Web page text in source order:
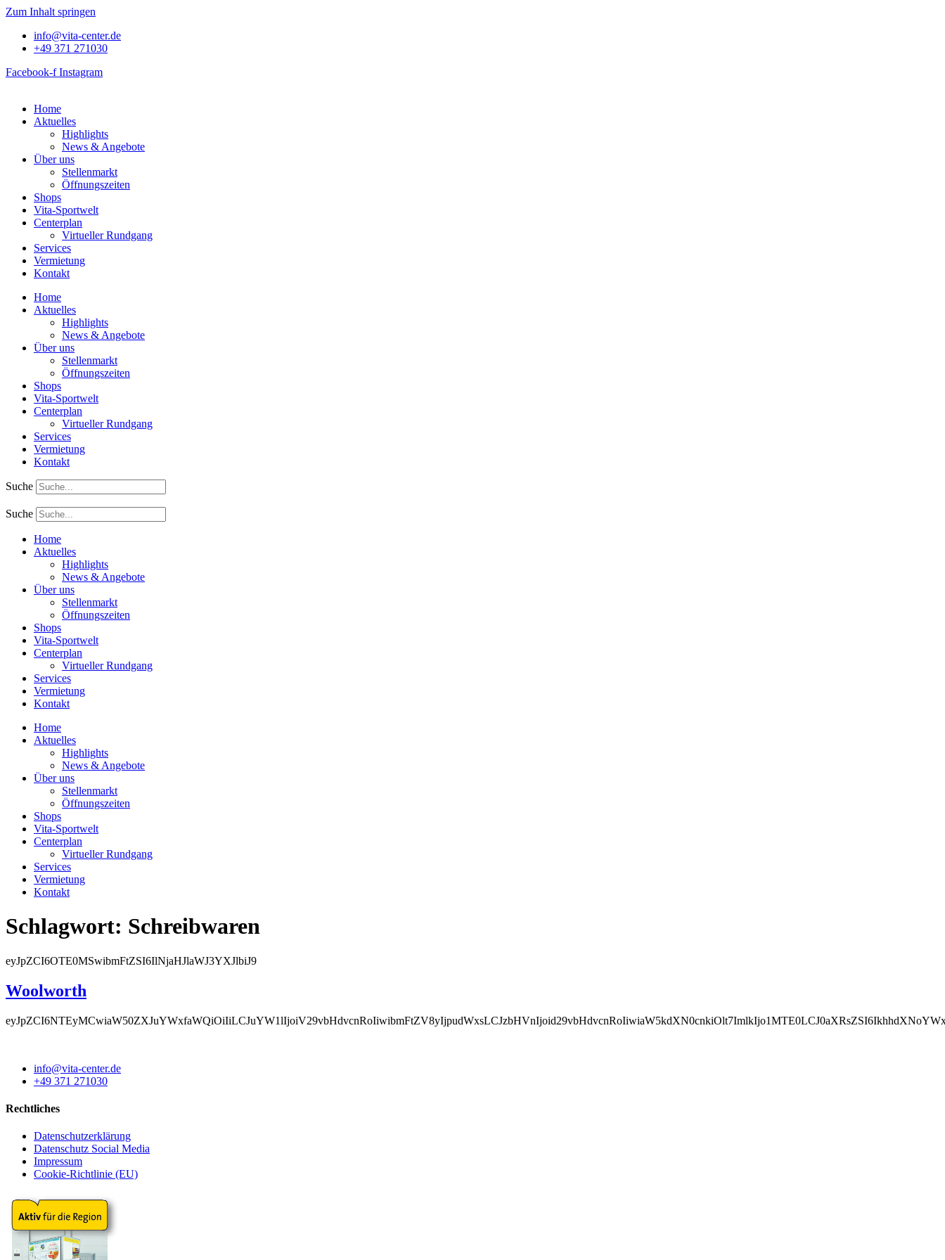
Zum Inhalt springen
info@vita-center.de
+49 371 271030
Facebook-f Instagram
Home
Aktuelles
Highlights
News & Angebote
Über uns
Stellenmarkt
Öffnungszeiten
Shops
Vita-Sportwelt
Centerplan
Virtueller Rundgang
Services
Vermietung
Kontakt
Home
Aktuelles
Highlights
News & Angebote
Über uns
Stellenmarkt
Öffnungszeiten
Shops
Vita-Sportwelt
Centerplan
Virtueller Rundgang
Services
Vermietung
Kontakt
Suche
Suche
Home
Aktuelles
Highlights
News & Angebote
Über uns
Stellenmarkt
Öffnungszeiten
Shops
Vita-Sportwelt
Centerplan
Virtueller Rundgang
Services
Vermietung
Kontakt
Home
Aktuelles
Highlights
News & Angebote
Über uns
Stellenmarkt
Öffnungszeiten
Shops
Vita-Sportwelt
Centerplan
Virtueller Rundgang
Services
Vermietung
Kontakt
Schlagwort: Schreibwaren
eyJpZCI6OTE0MSwibmFtZSI6IlNjaHJlaWJ3YXJlbiJ9
Woolworth
info@vita-center.de
+49 371 271030
Rechtliches
Datenschutzerklärung
Datenschutz Social Media
Impressum
Cookie-Richtlinie (EU)